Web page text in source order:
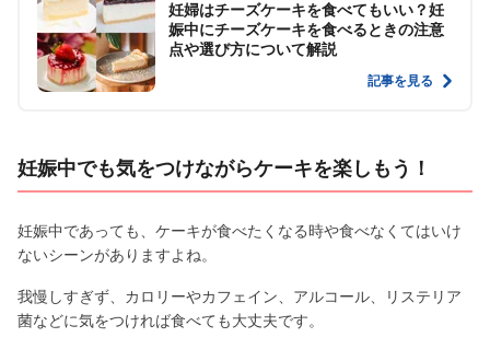
妊婦はチーズケーキを食べてもいい？妊
娠中にチーズケーキを食べるときの注意
点や選び方について解説
記事を見る
妊娠中でも気をつけながらケーキを楽しもう！
妊娠中であっても、ケーキが食べたくなる時や食べなくてはいけ
ないシーンがありますよね。
我慢しすぎず、カロリーやカフェイン、アルコール、リステリア
菌などに気をつければ食べても大丈夫です。